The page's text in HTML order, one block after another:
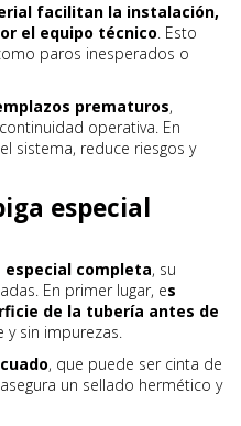
facilitan la instalación,
el equipo técnico. Esto
paros inesperados o
prematuros,
operativa. En
sistema, reduce riesgos y
especial
especial completa, su
En primer lugar, es
de la tubería antes de
y sin impurezas.
, que puede ser cinta de
un sellado hermético y